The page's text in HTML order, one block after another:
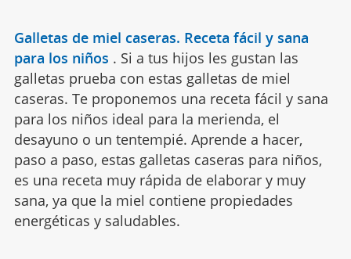
Galletas de miel caseras. Receta fácil y sana
para los niños . Si a tus hijos les gustan las
galletas prueba con estas galletas de miel
caseras. Te proponemos una receta fácil y sana
para los niños ideal para la merienda, el
desayuno o un tentempié. Aprende a hacer,
paso a paso, estas galletas caseras para niños,
es una receta muy rápida de elaborar y muy
sana, ya que la miel contiene propiedades
energéticas y saludables.